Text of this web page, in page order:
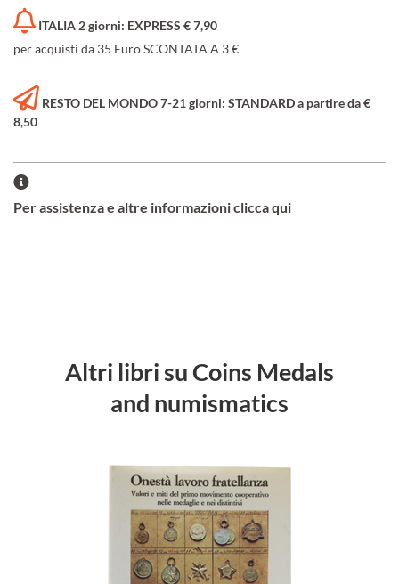
ITALIA 2 giorni: EXPRESS € 7,90
per acquisti da 35 Euro SCONTATA A 3 €
RESTO DEL MONDO 7-21 giorni: STANDARD a partire da €
8,50
Per assistenza e altre informazioni clicca qui
Altri libri su Coins Medals
and numismatics